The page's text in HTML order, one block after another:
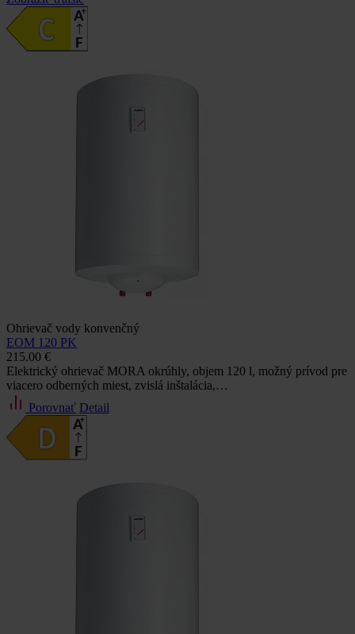
Ohrievač vody konvenčný
EOM 120 PK
215.00 €
Elektrický ohrievač MORA okrúhly, objem 120 l, možný prívod pre
viacero odberných miest, zvislá inštalácia,…
Porovnať Detail